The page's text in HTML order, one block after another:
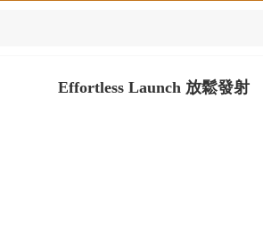
Effortless Launch 放鬆發射